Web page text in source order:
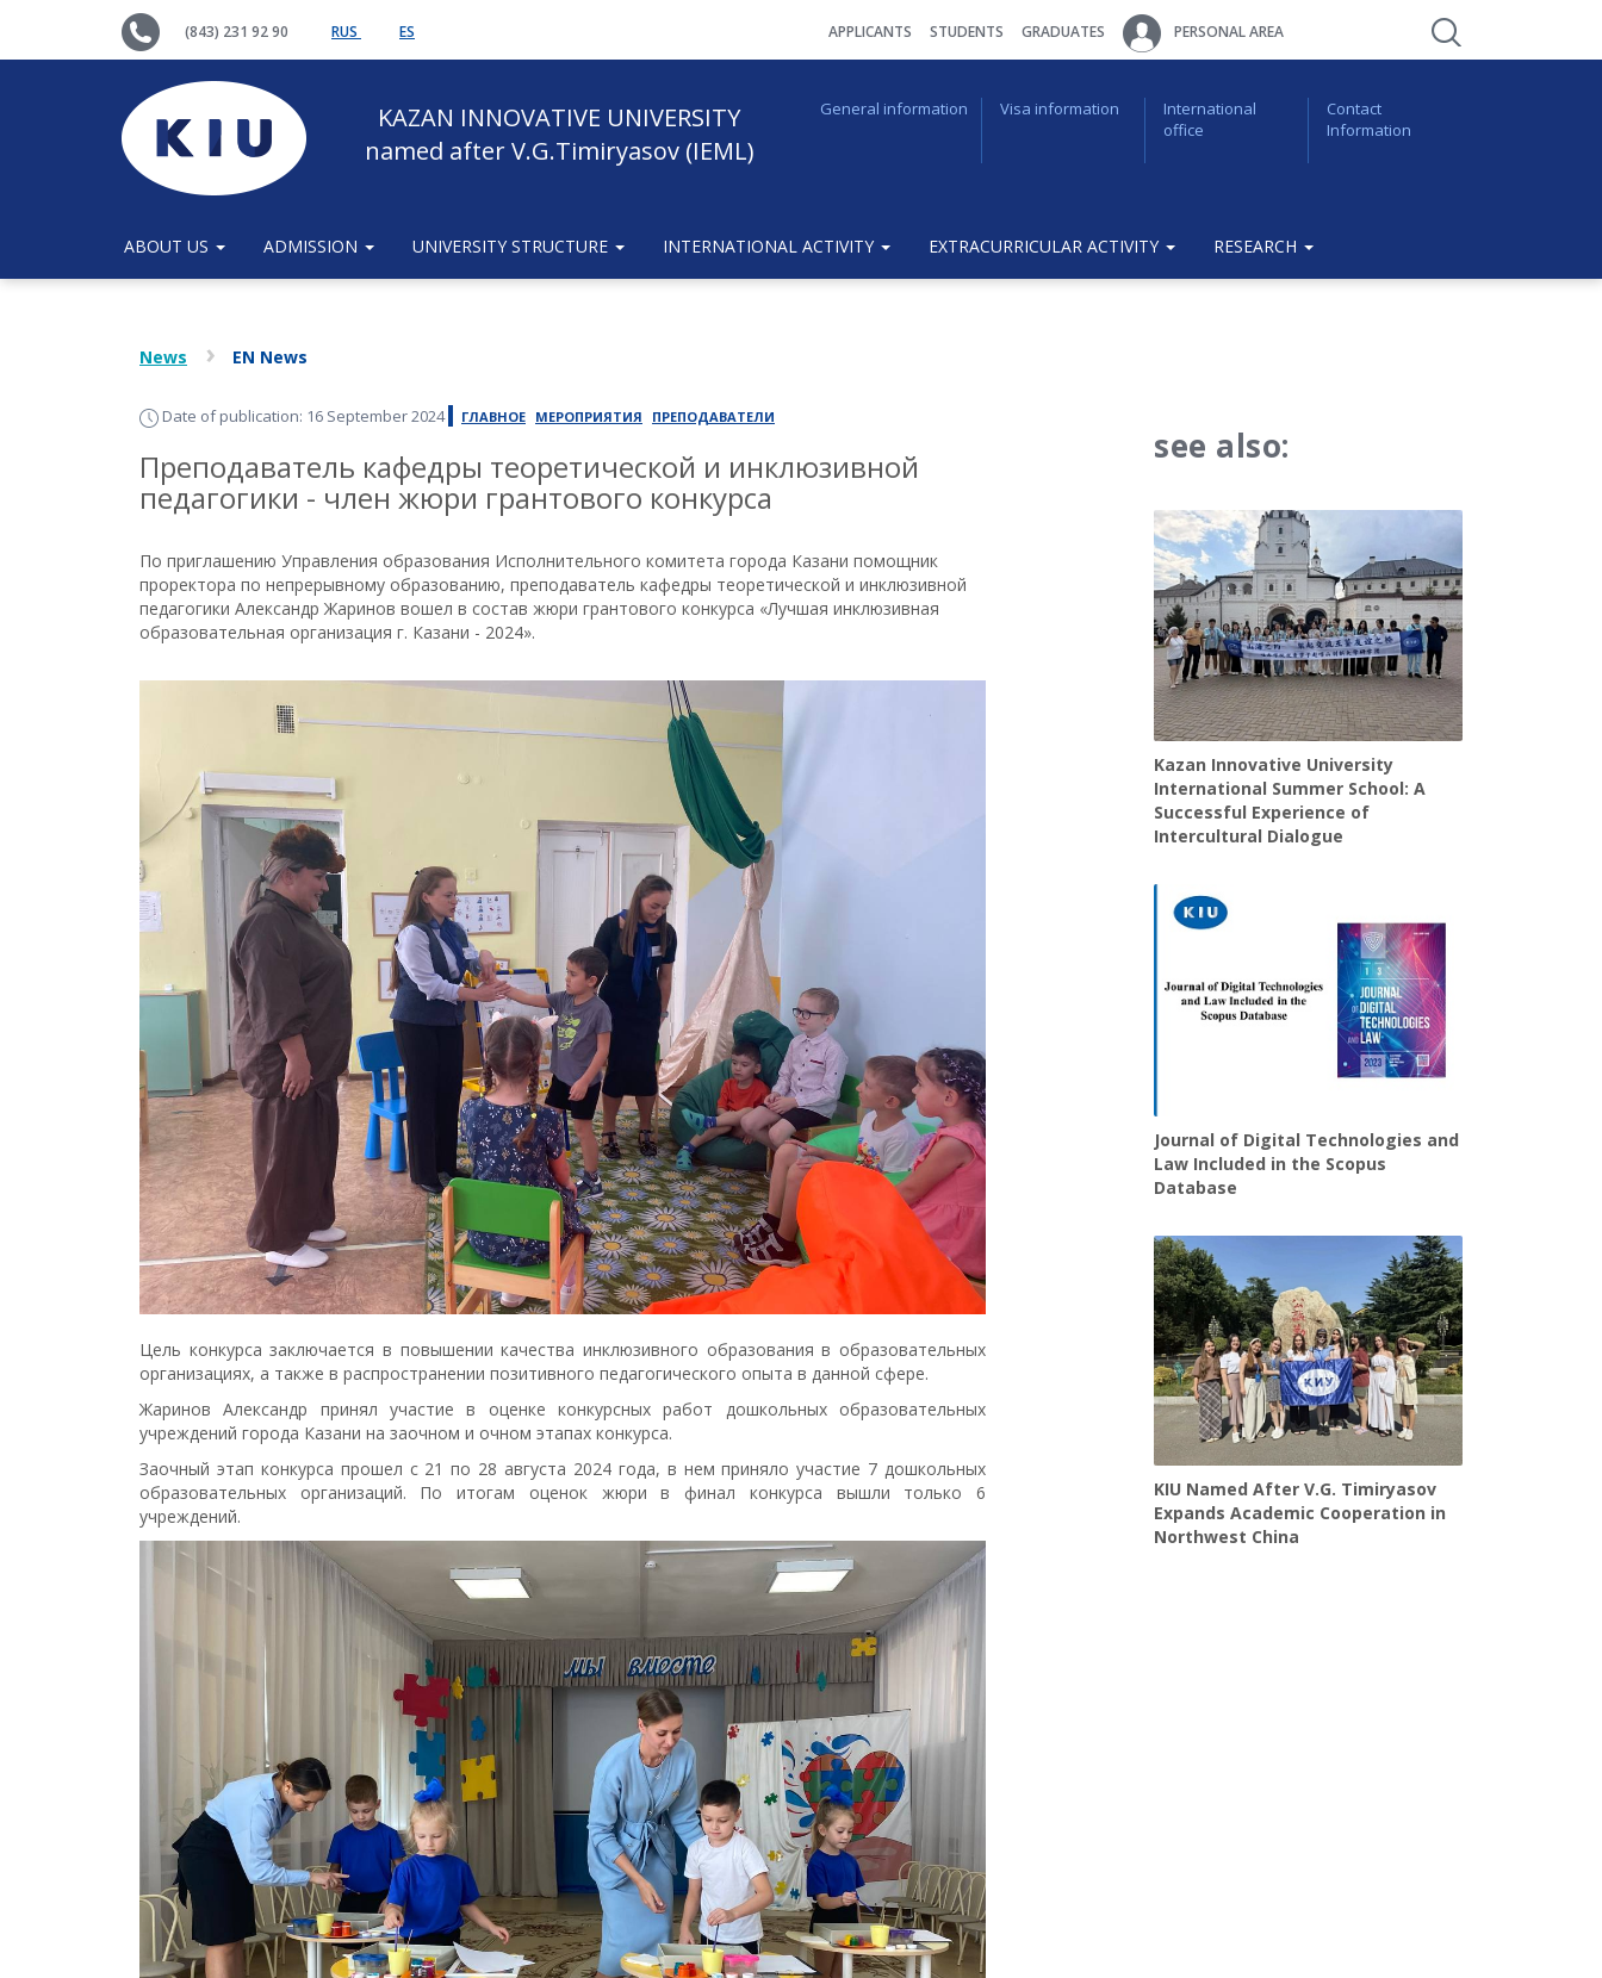
(843) 231 92 90 RUS ES АPPLICANTS STUDENTS GRADUATES PERSONAL AREA
KAZAN INNOVATIVE UNIVERSITY
named after V.G.Timiryasov (IEML)
General information Visa information
International
office
Contact
Information
ABOUT US ADMISSION UNIVERSITY STRUCTURE INTERNATIONAL ACTIVITY EXTRACURRICULAR ACTIVITY RESEARCH
News EN News
Date of publication: 16 September 2024 ГЛАВНОЕ МЕРОПРИЯТИЯ ПРЕПОДАВАТЕЛИ
Преподаватель кафедры теоретической и инклюзивной
педагогики - член жюри грантового конкурса
По приглашению Управления образования Исполнительного комитета города Казани помощник
проректора по непрерывному образованию, преподаватель кафедры теоретической и инклюзивной
педагогики Александр Жаринов вошел в состав жюри грантового конкурса «Лучшая инклюзивная
образовательная организация г. Казани - 2024».
Цель конкурса заключается в повышении качества инклюзивного образования в образовательных
организациях, а также в распространении позитивного педагогического опыта в данной сфере.
Жаринов Александр принял участие в оценке конкурсных работ дошкольных образовательных
учреждений города Казани на заочном и очном этапах конкурса.
Заочный этап конкурса прошел с 21 по 28 августа 2024 года, в нем приняло участие 7 дошкольных
образовательных организаций. По итогам оценок жюри в финал конкурса вышли только 6
учреждений.
see also:
Kazan Innovative University
International Summer School: A
Successful Experience of
Intercultural Dialogue
Journal of Digital Technologies and
Law Included in the Scopus
Database
KIU Named After V.G. Timiryasov
Expands Academic Cooperation in
Northwest China